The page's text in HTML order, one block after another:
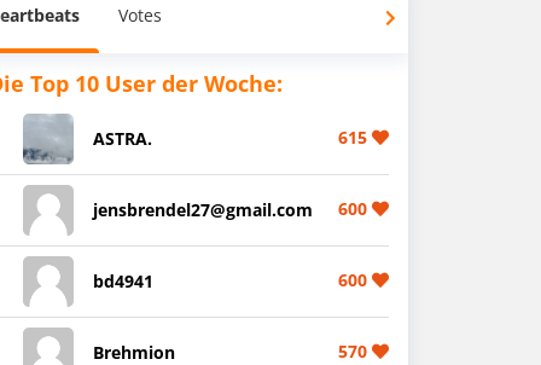
Votes
Top 10 User der Woche:
ASTRA. 615
jensbrendel27@gmail.com 600
bd4941 600
Brehmion 570